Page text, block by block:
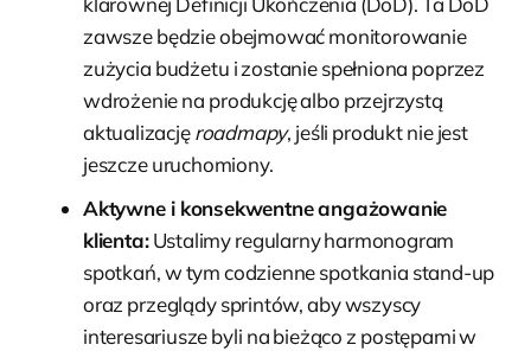
zawsze będzie obejmować monitorowanie
zużycia budżetu i zostanie spełniona poprzez
wdrożenie na produkcję albo przejrzystą
aktualizacjęroadmapy, jeśli produkt nie jest
jeszcze uruchomiony.
Aktywne i konsekwentne angażowanie
klienta:Ustalimy regularny harmonogram
spotkań, w tym codzienne spotkania stand-up
oraz przeglądy sprintów, aby wszyscy
interesariusze byli na bieżąco z postępami w